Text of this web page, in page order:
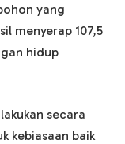
yang
menyerap 107,5
hidup
secara
kebiasaan baik